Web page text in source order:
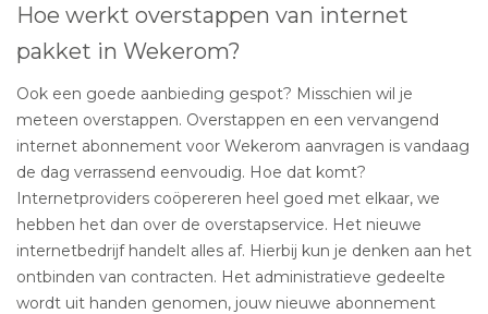
Hoe werkt overstappen van internet
pakket in Wekerom?
Ook een goede aanbieding gespot? Misschien wil je
meteen overstappen. Overstappen en een vervangend
internet abonnement voor Wekerom aanvragen is vandaag
de dag verrassend eenvoudig. Hoe dat komt?
Internetproviders coöpereren heel goed met elkaar, we
hebben het dan over de overstapservice. Het nieuwe
internetbedrijf handelt alles af. Hierbij kun je denken aan het
ontbinden van contracten. Het administratieve gedeelte
wordt uit handen genomen, jouw nieuwe abonnement